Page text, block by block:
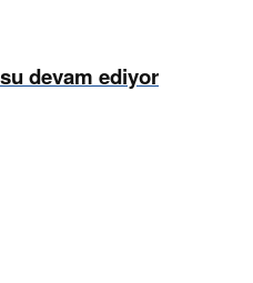
devam ediyor